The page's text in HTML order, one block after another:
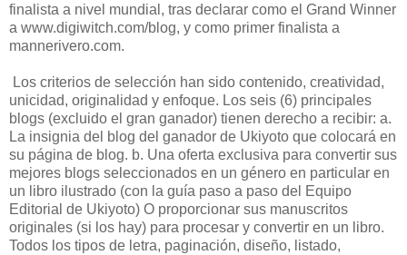
finalista a nivel mundial, tras declarar como el Grand Winner
a www.digiwitch.com/blog, y como primer finalista a
mannerivero.com.
Los criterios de selección han sido contenido, creatividad,
unicidad, originalidad y enfoque. Los seis (6) principales
blogs (excluido el gran ganador) tienen derecho a recibir: a.
La insignia del blog del ganador de Ukiyoto que colocará en
su página de blog. b. Una oferta exclusiva para convertir sus
mejores blogs seleccionados en un género en particular en
un libro ilustrado (con la guía paso a paso del Equipo
Editorial de Ukiyoto) O proporcionar sus manuscritos
originales (si los hay) para procesar y convertir en un libro.
Todos los tipos de letra, paginación, diseño, listado,